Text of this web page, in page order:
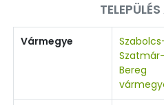
Vármegye
Szatmár-
Bereg